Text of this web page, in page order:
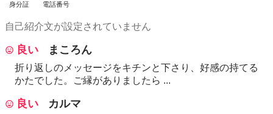
身分証 電話番号
自己紹介文が設定されていません
良い まころん
折り返しのメッセージをキチンと下さり、好感の持てる
かたでした。ご縁がありましたら ...
良い カルマ